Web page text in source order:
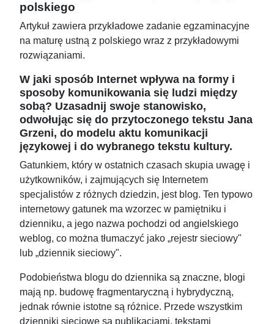
polskiego
Artykuł zawiera przykładowe zadanie egzaminacyjne
na maturę ustną z polskiego wraz z przykładowymi
rozwiązaniami.
W jaki sposób Internet wpływa na formy i
sposoby komunikowania się ludzi między
sobą? Uzasadnij swoje stanowisko,
odwołując się do przytoczonego tekstu Jana
Grzeni, do modelu aktu komunikacji
językowej i do wybranego tekstu kultury.
Gatunkiem, który w ostatnich czasach skupia uwagę i
użytkowników, i zajmujących się Internetem
specjalistów z różnych dziedzin, jest blog. Ten typowo
internetowy gatunek ma wzorzec w pamiętniku i
dzienniku, a jego nazwa pochodzi od angielskiego
weblog, co można tłumaczyć jako „rejestr sieciowy"
lub „dziennik sieciowy".
Podobieństwa blogu do dziennika są znaczne, blogi
mają np. budowę fragmentaryczną i hybrydyczną,
jednak równie istotne są różnice. Przede wszystkim
dzienniki sieciowe są publikacjami, tekstami